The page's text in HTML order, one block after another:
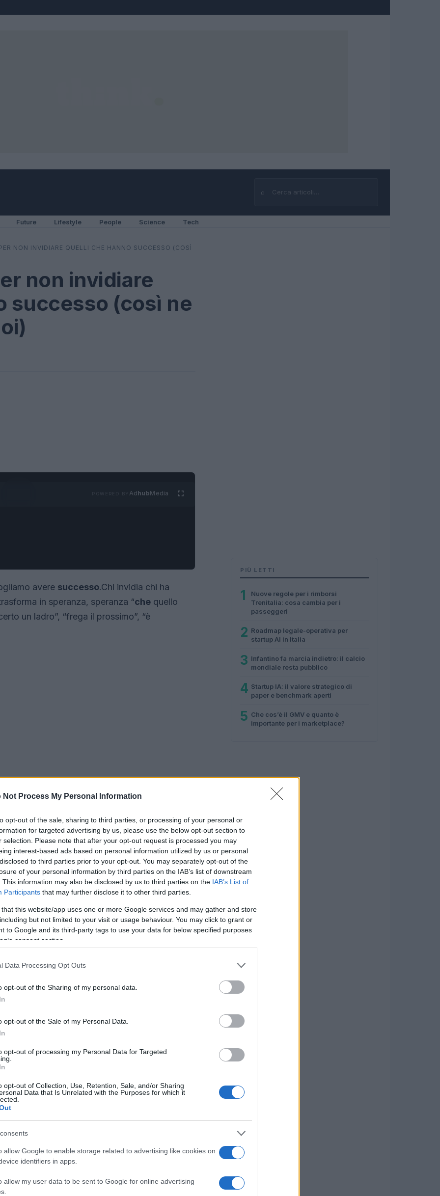
Not Process My Personal Information
opt-out of the sale, sharing to third parties, or processing of your personal or
for targeted advertising by us, please use the below opt-out section to
selection. Please note that after your opt-out request is processed you may
interest-based ads based on personal information utilized by us or personal
to third parties prior to your opt-out. You may separately opt-out of the
of your personal information by third parties on the IAB’s list of downstream
This information may also be disclosed by us to third parties on the IAB’s List of
Participants that may further disclose it to other third parties.
that this website/app uses one or more Google services and may gather and store
but not limited to your visit or usage behaviour. You may click to grant or
to Google and its third-party tags to use your data for below specified purposes
consent section.
Data Processing Opt Outs
opt-out of the Sharing of my personal data.
opt-out of the Sale of my Personal Data.
opt-out of processing my Personal Data for Targeted
opt-out of Collection, Use, Retention, Sale, and/or Sharing
Data that Is Unrelated with the Purposes for which it
allow Google to enable storage related to advertising like cookies on
identifiers in apps.
allow my user data to be sent to Google for online advertising
⌕
Cerca
Future Lifestyle People Science Tech
NON INVIDIARE QUELLI CHE HANNO SUCCESSO (COSÌ
non invidiare
successo (così ne
AdhubMedia
avere successo.Chi invidia chi ha
in speranza, speranza “che quello
un ladro”, “frega il prossimo”, “è
dieci anni fa scrissi, conAntonio Incorvaia,
lapidari sul forum legato al libro:
non
erano molti, ma io ci rimasi male: come,
fatto emergere un problema, e
col tempo e comunque mai
– piccolo o grande
non
lo raggiungeranno mai, troppo intente a
PIÙ LETTI
1
Nuove regole per i rimborsi
Trenitalia: cosa cambia per i
passeggeri
2 Roadmap legale-operativa per
startup AI in Italia
3 Infantino fa marcia indietro: il calcio
mondiale resta pubblico
4 Startup IA: il valore strategico di
paper e benchmark aperti
5 Che cos’è il GMV e quanto è
importante per i marketplace?